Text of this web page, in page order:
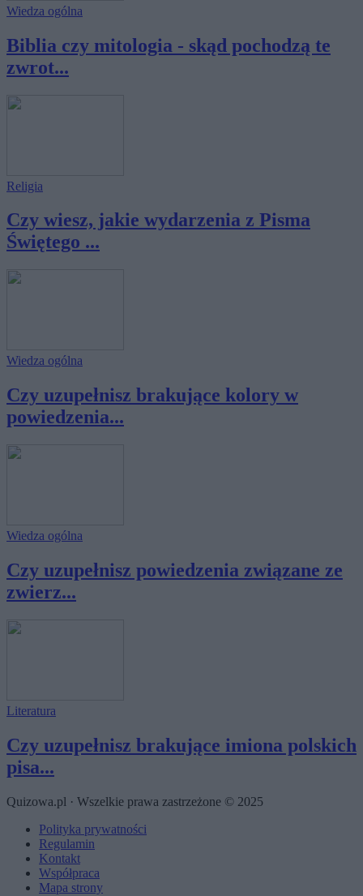
Wiedza ogólna
Biblia czy mitologia - skąd pochodzą te
zwrot...
Religia
Czy wiesz, jakie wydarzenia z Pisma
Świętego ...
Wiedza ogólna
Czy uzupełnisz brakujące kolory w
powiedzenia...
Wiedza ogólna
Czy uzupełnisz powiedzenia związane ze
zwierz...
Literatura
Czy uzupełnisz brakujące imiona polskich
pisa...
Quizowa.pl · Wszelkie prawa zastrzeżone © 2025
Polityka prywatności
Regulamin
Kontakt
Współpraca
Mapa strony